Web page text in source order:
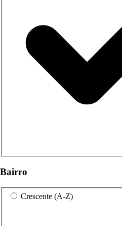
Bairro
Crescente (A-Z)